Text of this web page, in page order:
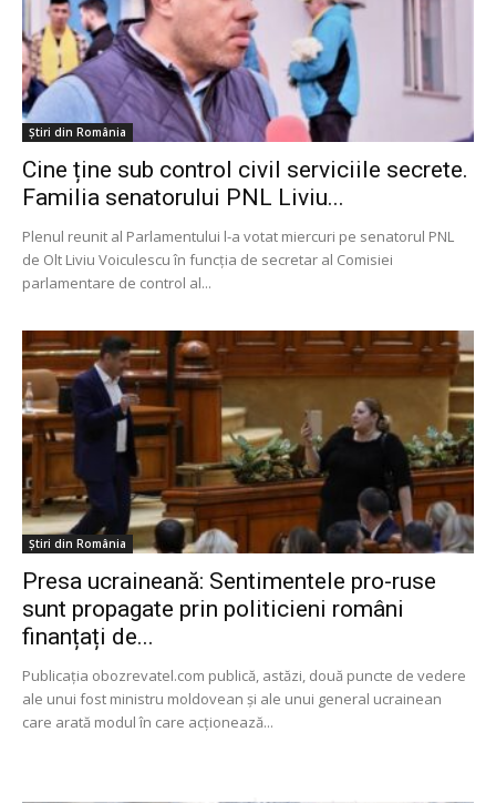
Știri din România
Cine ține sub control civil serviciile secrete.
Familia senatorului PNL Liviu...
Plenul reunit al Parlamentului l-a votat miercuri pe senatorul PNL
de Olt Liviu Voiculescu în funcția de secretar al Comisiei
parlamentare de control al...
Știri din România
Presa ucraineană: Sentimentele pro-ruse
sunt propagate prin politicieni români
finanțați de...
Publicația obozrevatel.com publică, astăzi, două puncte de vedere
ale unui fost ministru moldovean și ale unui general ucrainean
care arată modul în care acționează...